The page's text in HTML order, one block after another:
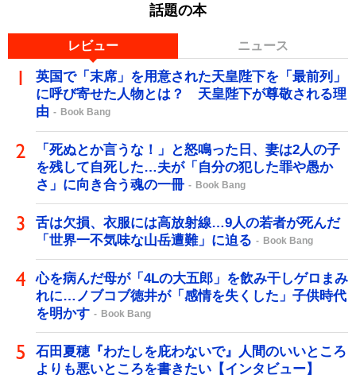
話題の本
レビュー ニュース
英国で「末席」を用意された天皇陛下を「最前列」
に呼び寄せた人物とは？ 天皇陛下が尊敬される理
由
Book Bang
「死ぬとか言うな！」と怒鳴った日、妻は2人の子
を残して自死した…夫が「自分の犯した罪や愚か
さ」に向き合う魂の一冊
Book Bang
舌は欠損、衣服には高放射線…9人の若者が死んだ
「世界一不気味な山岳遭難」に迫る
Book Bang
心を病んだ母が「4Lの大五郎」を飲み干しゲロまみ
れに…ノブコブ徳井が「感情を失くした」子供時代
を明かす
Book Bang
石田夏穂『わたしを庇わないで』人間のいいところ
よりも悪いところを書きたい【インタビュー】